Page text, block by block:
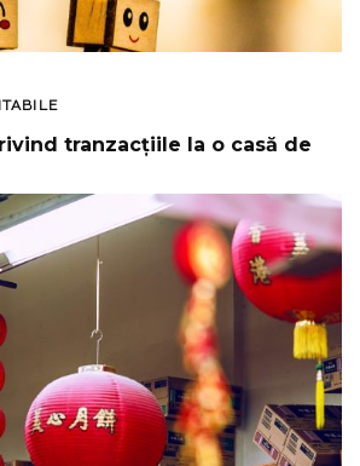
tranzacţiile la o casă de